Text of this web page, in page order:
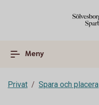
Meny
Privat Spara och placera